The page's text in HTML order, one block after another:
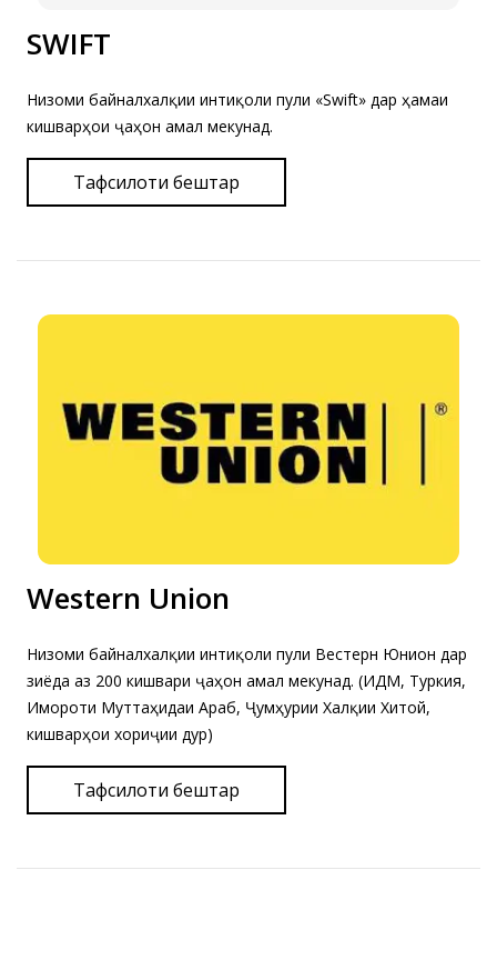
SWIFT
Низоми байналхалқии интиқоли пули «Swift» дар ҳамаи
кишварҳои ҷаҳон амал мекунад.
Тафсилоти бештар
Western Union
Низоми байналхалқии интиқоли пули Вестерн Юнион дар
зиёда аз 200 кишвари ҷаҳон амал мекунад. (ИДМ, Туркия,
Имороти Муттаҳидаи Араб, Ҷумҳурии Халқии Хитой,
кишварҳои хориҷии дур)
Тафсилоти бештар